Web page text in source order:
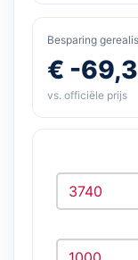
Besparing
€ -
vs. officiële prijs